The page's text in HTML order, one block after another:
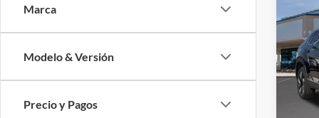
Marca
Modelo & Versión
Precio y Pagos
SEL
VIN: